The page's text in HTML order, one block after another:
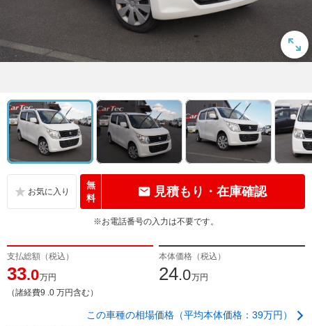
無
料
見積もり・在庫確認
※お電話番号の入力は不要です。
支払総額（税込）
33.0万円
（諸経費9 .0 万円含む）
本体価格（税込）
24.0万円
この車種の相場価格（平均本体価格：39万円）